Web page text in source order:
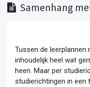
Samenhang
Tussen de
inhoudelijk heel wat
heen. Maar per
studierichtingen in een